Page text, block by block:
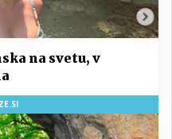
na svetu, v